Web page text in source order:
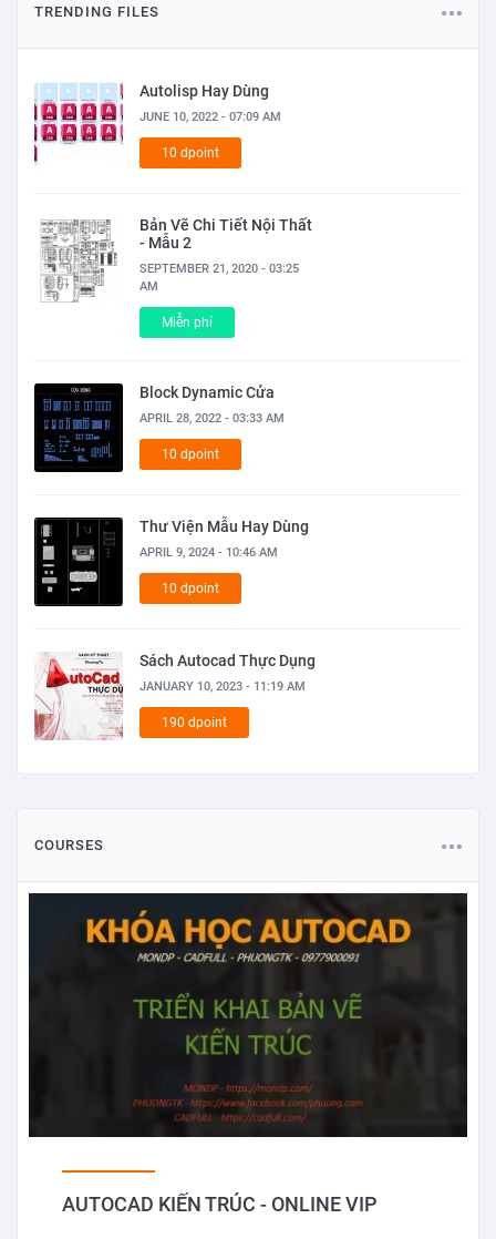
TRENDING FILES
Autolisp Hay Dùng
JUNE 10, 2022 - 07:09 AM
10 dpoint
Bản Vẽ Chi Tiết Nội Thất
- Mẫu 2
SEPTEMBER 21, 2020 - 03:25
AM
Miễn phí
Block Dynamic Cửa
APRIL 28, 2022 - 03:33 AM
10 dpoint
Thư Viện Mẫu Hay Dùng
APRIL 9, 2024 - 10:46 AM
10 dpoint
Sách Autocad Thực Dụng
JANUARY 10, 2023 - 11:19 AM
190 dpoint
COURSES
AUTOCAD KIẾN TRÚC - ONLINE VIP